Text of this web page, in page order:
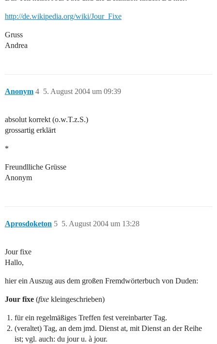
http://de.wikipedia.org/wiki/Jour_Fixe
Gruss
Andrea
Anonym 5. August 2004 um 09:39
4
absolut korrekt (o.w.T.z.S.)
grossartig erklärt
*
Freundlliche Grüsse
Anonym
Aprosdoketon 5. August 2004 um 13:28
5
Jour fixe
Hallo,
hier ein Auszug aus dem großen Fremdwörterbuch von Duden:
Jour fixe (fixe kleingeschrieben)
für ein regelmäßiges Treffen fest vereinbarter Tag.
(veraltet) Tag, an dem jmd. Dienst at, mit Dienst an der Reihe
ist; vgl. auch: du jour u. à jour.